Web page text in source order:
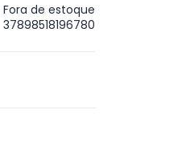
Fora de estoque
37898518196780